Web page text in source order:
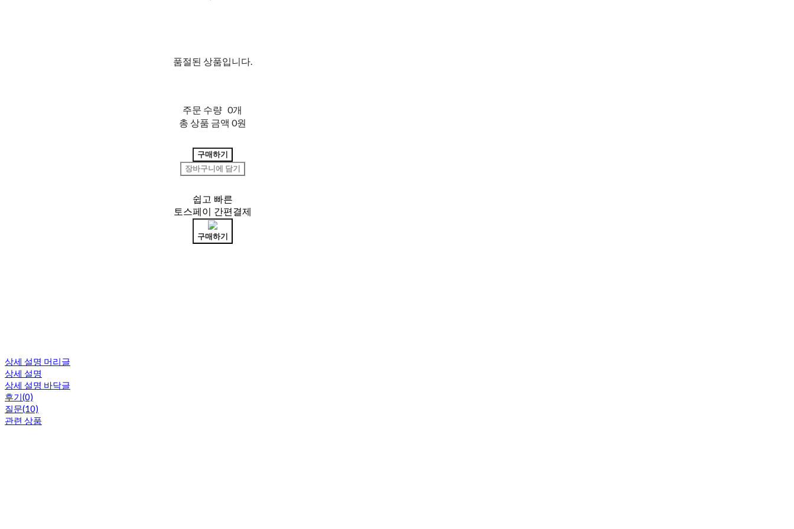
품절된 상품입니다.
주문 수량 0개
총 상품 금액 0원
구매하기
장바구니에 담기
쉽고 빠른
토스페이 간편결제
구매하기
상세 설명 머리글
상세 설명
상세 설명 바닥글
후기(0)
질문(10)
관련 상품